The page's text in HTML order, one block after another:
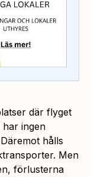
där flyget
har ingen
hålls
Men
förlusterna